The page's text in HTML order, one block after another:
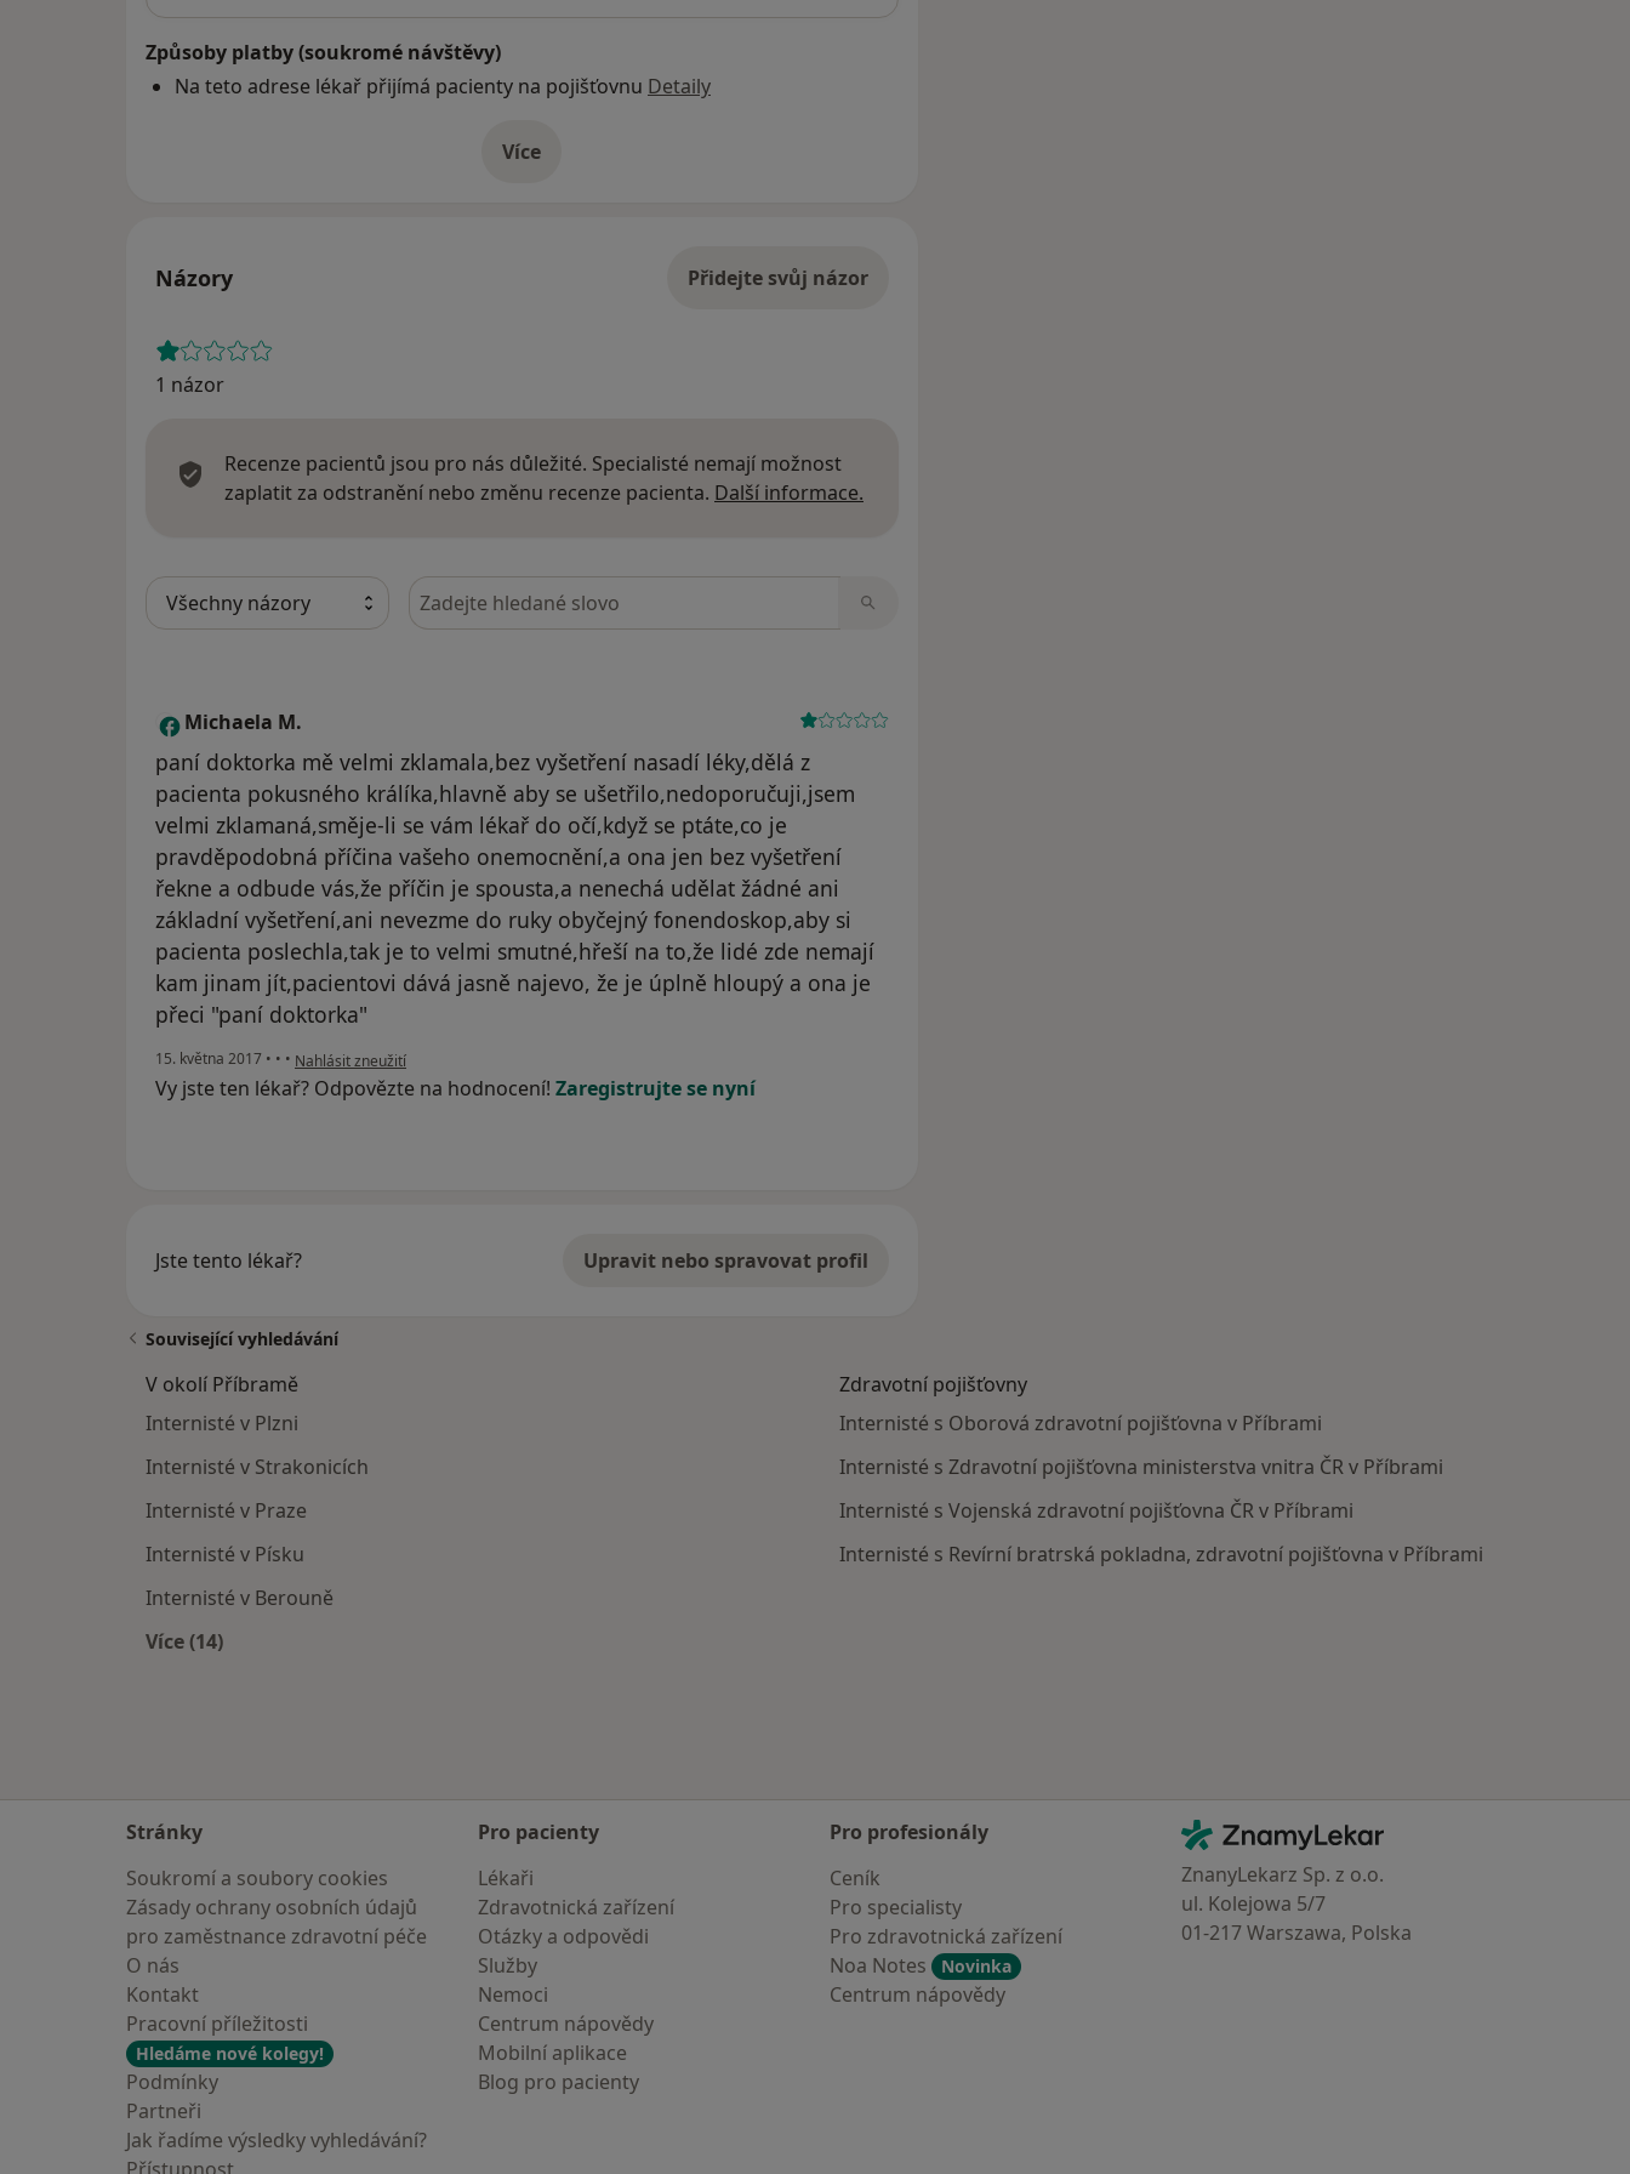
Způsoby platby (soukromé návštěvy)
Na teto adrese lékař přijímá pacienty na pojišťovnu Detaily
Víceo adrese
Názory Přidejte svůj názor
1 názor
Recenze pacientů jsou pro nás důležité. Specialisté nemají možnost
zaplatit za odstranění nebo změnu recenze pacienta. Další informace.
Hledejte v názorech
M Michaela M.
paní doktorka mě velmi zklamala,bez vyšetření nasadí léky,dělá z
pacienta pokusného králíka,hlavně aby se ušetřilo,nedoporučuji,jsem
velmi zklamaná,směje-li se vám lékař do očí,když se ptáte,co je
pravděpodobná příčina vašeho onemocnění,a ona jen bez vyšetření
řekne a odbude vás,že příčin je spousta,a nenechá udělat žádné ani
základní vyšetření,ani nevezme do ruky obyčejný fonendoskop,aby si
pacienta poslechla,tak je to velmi smutné,hřeší na to,že lidé zde nemají
kam jinam jít,pacientovi dává jasně najevo, že je úplně hloupý a ona je
přeci "paní doktorka"
15. května 2017 • • • podle názoru uživatele Michaela M.
Nahlásit zneužití
Vy jste ten lékař? Odpovězte na hodnocení! Zaregistrujte se nyní
Jste tento lékař? Upravit nebo spravovat profil
Související vyhledávání
V okolí Příbramě
Internisté v Plzni
Internisté v Strakonicích
Internisté v Praze
Internisté v Písku
Internisté v Berouně
Více (14)
Zdravotní pojišťovny
Internisté s Oborová zdravotní pojišťovna v Příbrami
Internisté s Zdravotní pojišťovna ministerstva vnitra ČR v Příbrami
Internisté s Vojenská zdravotní pojišťovna ČR v Příbrami
Internisté s Revírní bratrská pokladna, zdravotní pojišťovna v Příbrami
Stránky
Soukromí a soubory cookies
Zásady ochrany osobních údajů
pro zaměstnance zdravotní péče
O nás
Kontakt
Pracovní příležitosti
Hledáme nové kolegy!
Podmínky
Partneři
Jak řadíme výsledky vyhledávání?
Pro pacienty
Lékaři
Zdravotnická zařízení
Otázky a odpovědi
Služby
Nemoci
Centrum nápovědy
Mobilní aplikace
Blog pro pacienty
Pro profesionály
Ceník
Pro specialisty
Pro zdravotnická zařízení
Noa Notes
Novinka
Centrum nápovědy
Kontakt
ZnamyLekar - Hlavní stránka
ZnanyLekarz Sp. z o.o.
ul. Kolejowa 5/7
01-217 Warszawa, Polska